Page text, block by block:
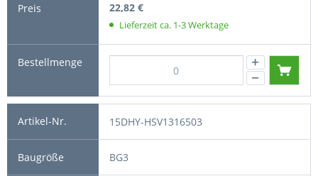
22,82 €
Lieferzeit ca. 1-3 Werktage
15DHY-HSV1316503
BG3